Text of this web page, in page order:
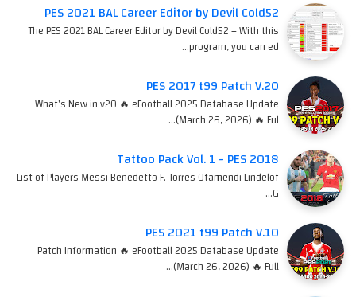
PES 2021 BAL Career Editor by Devil Cold52
The PES 2021 BAL Career Editor by Devil Cold52 – With this
program, you can ed…
PES 2017 t99 Patch V.20
What's New in v20 🔥 eFootball 2025 Database Update
(March 26, 2026) 🔥 Ful…
Tattoo Pack Vol. 1 - PES 2018
List of Players Messi Benedetto F. Torres Otamendi Lindelof
G…
PES 2021 t99 Patch V.10
Patch Information 🔥 eFootball 2025 Database Update
(March 26, 2026) 🔥 Full…